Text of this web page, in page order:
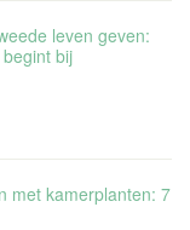
leven geven:
bij
met kamerplanten: 7